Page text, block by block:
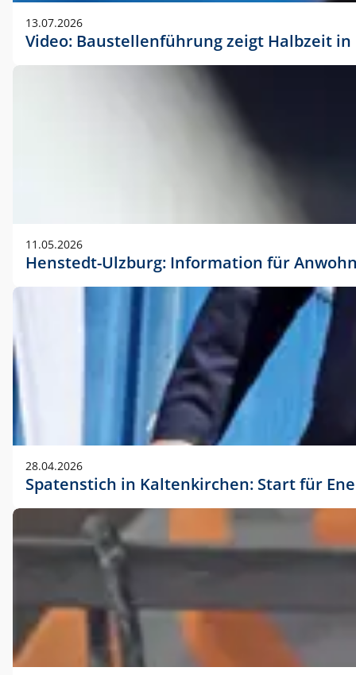
13.07.2026
Video: Baustellenführung zeigt Halbzeit
11.05.2026
Henstedt-Ulzburg: Information für
28.04.2026
Spatenstich in Kaltenkirchen: Start für